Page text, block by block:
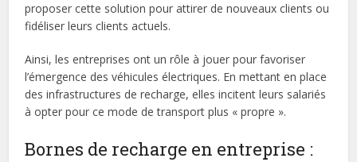
proposer cette solution pour attirer de nouveaux clients ou
fidéliser leurs clients actuels.
Ainsi, les entreprises ont un rôle à jouer pour favoriser
l’émergence des véhicules électriques. En mettant en place
des infrastructures de recharge, elles incitent leurs salariés
à opter pour ce mode de transport plus « propre ».
Bornes de recharge en entreprise :